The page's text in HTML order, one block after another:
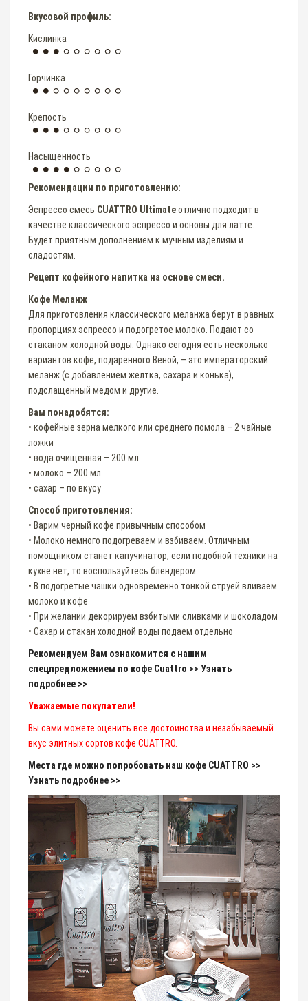
Вкусовой профиль:
Кислинка
Горчинка
Крепость
Насыщенность
Рекомендации по приготовлению:
Эспрессо смесь CUATTRO Ultimateотлично подходит в
качестве классического эспрессо и основы для латте.
Будет приятным дополнением к мучным изделиям и
сладостям.
Рецепт кофейного напитка на основе смеси.
Кофе Меланж
Для приготовления классического меланжа берут в равных
пропорциях эспрессо и подогретое молоко. Подают со
стаканом холодной воды. Однако сегодня есть несколько
вариантов кофе, подаренного Веной, – это императорский
меланж (с добавлением желтка, сахара и конька),
подслащенный медом и другие.
Вам понадобятся:
• кофейные зерна мелкого или среднего помола – 2 чайные
ложки
• вода очищенная – 200 мл
• молоко – 200 мл
• сахар – по вкусу
Способ приготовления:
• Варим черный кофе привычным способом
• Молоко немного подогреваем и взбиваем. Отличным
помощником станет капучинатор, если подобной техники на
кухне нет, то воспользуйтесь блендером
• В подогретые чашки одновременно тонкой струей вливаем
молоко и кофе
• При желании декорируем взбитыми сливками и шоколадом
• Сахар и стакан холодной воды подаем отдельно
Рекомендуем Вам ознакомится с нашим
спецпредложением по кофе Cuattro >> Узнать
подробнее >>
Уважаемые покупатели!
Вы сами можете оценить все достоинства и незабываемый
вкус элитных сортов кофе CUATTRO.
Места где можно попробовать наш кофе CUATTRO >>
Узнать подробнее >>